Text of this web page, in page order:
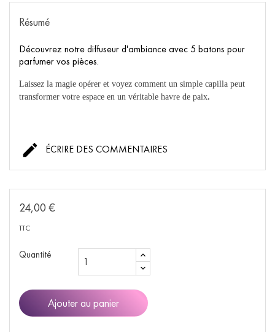
Résumé
Découvrez notre diffuseur d'ambiance avec 5 batons pour
parfumer vos pièces.
Laissez la magie opérer et voyez comment un simple capilla peut
transformer votre espace en un véritable havre de paix.
 ÉCRIRE DES COMMENTAIRES
24,00 €
TTC
Quantité
Ajouter au panier